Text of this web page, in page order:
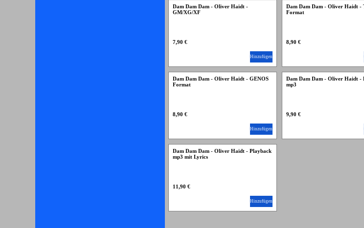
Dam Dam Dam - Oliver Haidt -
GM/XG/XF
7,90 €
Hinzufügen
Dam Dam Dam - Oliver Haidt -
Format
8,90 €
Dam Dam Dam - Oliver Haidt - GENOS
Format
8,90 €
Hinzufügen
Dam Dam Dam - Oliver Haidt -
mp3
9,90 €
Dam Dam Dam - Oliver Haidt - Playback
mp3 mit Lyrics
11,90 €
Hinzufügen